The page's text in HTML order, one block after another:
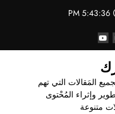
5:43:36 PM
المَقالات التي تهم
وإثراء المُحْتوى
متنوعة